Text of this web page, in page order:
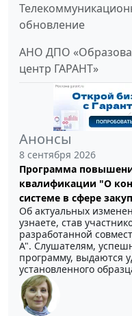
обновление
АНО ДПО
центр ГАРАНТ»
Анонсы
8 сентября 2026
Программа
квалификации "О
системе в сфере
Об актуальных
узнаете, став
разработанной
А". Слушателям,
программу, выдаются
установленного